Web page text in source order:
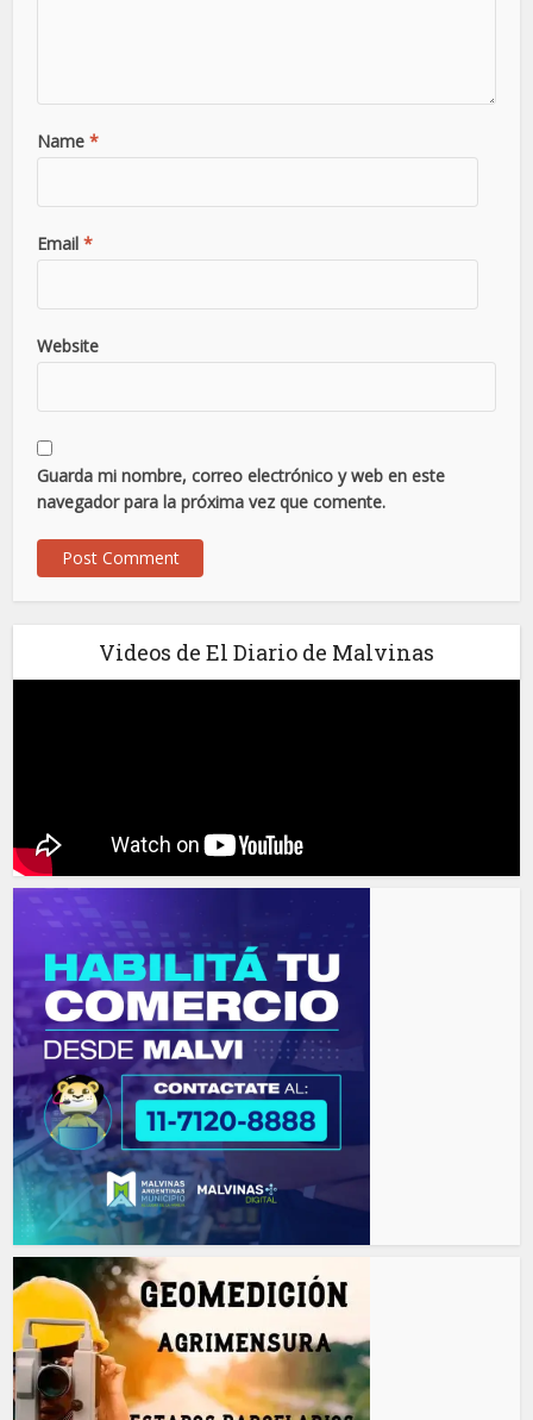
Name *
Email *
Website
Guarda mi nombre, correo electrónico y web en este
navegador para la próxima vez que comente.
Videos de El Diario de Malvinas